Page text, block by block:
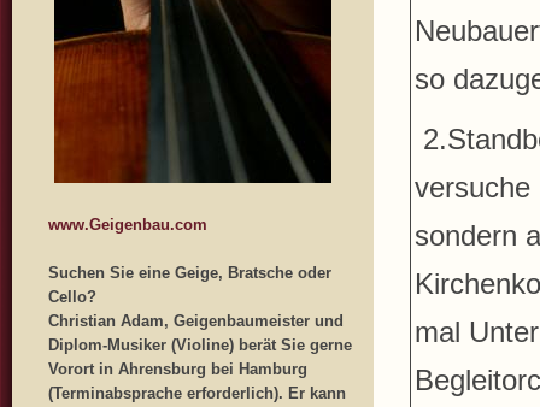
so
versuche
sondern
mal
www.Geigenbau.com
Suchen Sie eine Geige, Bratsche oder
Cello?
Christian Adam, Geigenbaumeister und
Diplom-Musiker (Violine) berät Sie gerne
Vorort in Ahrensburg bei Hamburg
(Terminabsprache erforderlich). Er kann